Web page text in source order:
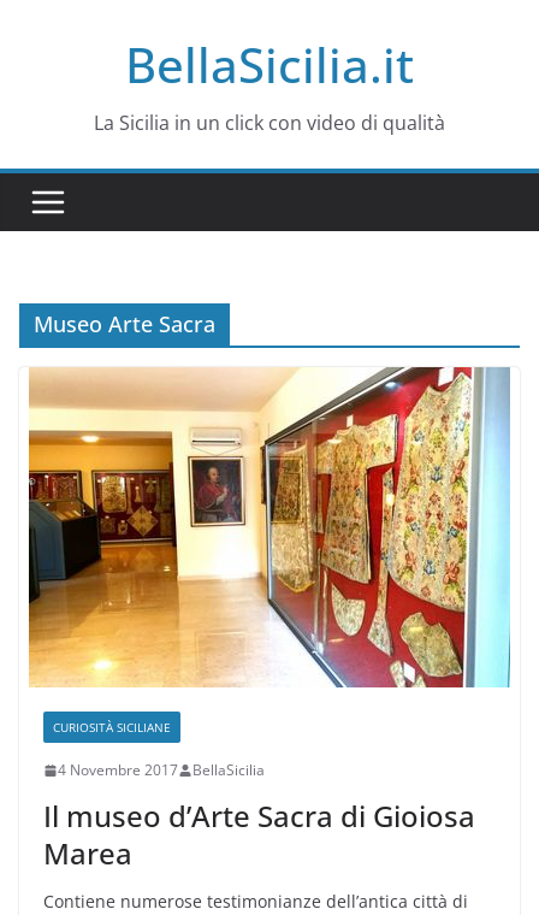
BellaSicilia.it
La Sicilia in un click con video di qualità
Museo Arte Sacra
CURIOSITÀ SICILIANE
4 Novembre 2017 BellaSicilia
Il museo d’Arte Sacra di Gioiosa
Marea
Contiene numerose testimonianze dell’antica città di